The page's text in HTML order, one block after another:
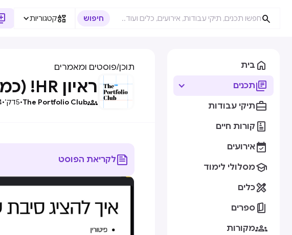

קטגוריות
 בית
תכנים
תיקי עבודות
 קורות חיים
אירועים
מסלולי לימוד
כלים
 ספרים
מקורות
תוכן/פוסטים ומאמרים
ראיון HR! (כמעט) הגעת ליעד...

The Portfolio Club
•
5דק׳•
לקריאת הפוסט